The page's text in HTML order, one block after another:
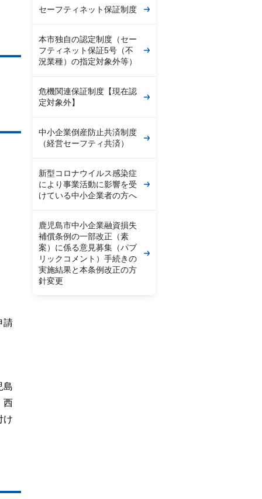
請
島
西
け
セーフティネット保証制度
本市独自の認定制度（セー
フティネット保証5号（不
況業種）の指定対象外等）
危機関連保証制度【現在認
定対象外】
中小企業倒産防止共済制度
（経営セーフティ共済）
新型コロナウイルス感染症
により事業活動に影響を受
けている中小企業者の方へ
鹿児島市中小企業融資損失
補償条例の一部改正（素
案）に係る意見募集（パブ
リックコメント）手続きの
実施結果と本条例改正の方
針変更